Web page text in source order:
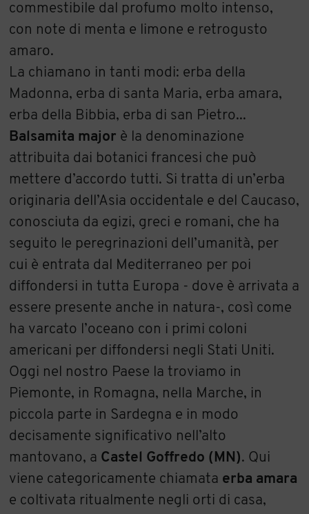
commestibile dal profumo molto intenso,
con note di menta e limone e retrogusto
amaro.
La chiamano in tanti modi: erba della
Madonna, erba di santa Maria, erba amara,
erba della Bibbia, erba di san Pietro...
Balsamita major è la denominazione
attribuita dai botanici francesi che può
mettere d’accordo tutti. Si tratta di un’erba
originaria dell’Asia occidentale e del Caucaso,
conosciuta da egizi, greci e romani, che ha
seguito le peregrinazioni dell’umanità, per
cui è entrata dal Mediterraneo per poi
diffondersi in tutta Europa - dove è arrivata a
essere presente anche in natura-, così come
ha varcato l’oceano con i primi coloni
americani per diffondersi negli Stati Uniti.
Oggi nel nostro Paese la troviamo in
Piemonte, in Romagna, nella Marche, in
piccola parte in Sardegna e in modo
decisamente significativo nell’alto
mantovano, a Castel Goffredo (MN). Qui
viene categoricamente chiamata erba amara
e coltivata ritualmente negli orti di casa,